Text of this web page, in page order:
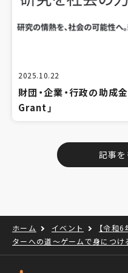
2025.10.22
財団・企業・行政の助成
Grant」
記事
ホーム イベント
【令和
ターへの道～ゲームで身につけ